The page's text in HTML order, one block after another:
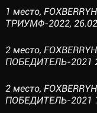
1 место,
ТРИУМФ-2022,
2 место,
ПОБЕДИТЕЛЬ-2021
2 место,
ПОБЕДИТЕЛЬ-2021